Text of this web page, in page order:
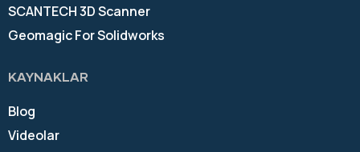
SCANTECH 3D Scanner
Geomagic For Solidworks
KAYNAKLAR
Blog
Videolar